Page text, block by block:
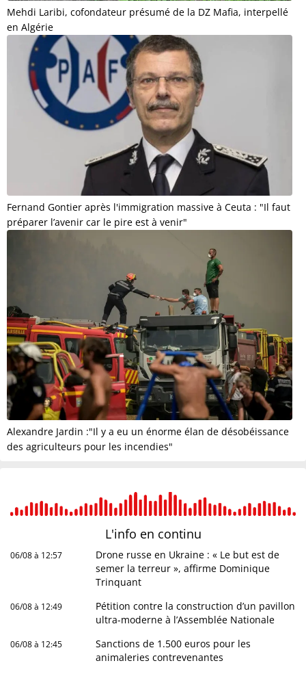
Mehdi Laribi, cofondateur présumé de la DZ Mafia, interpellé
en Algérie
Fernand Gontier après l'immigration massive à Ceuta : "Il faut
préparer l’avenir car le pire est à venir"
Alexandre Jardin :"Il y a eu un énorme élan de désobéissance
des agriculteurs pour les incendies"
L'info en continu
06/08 à 12:57
Drone russe en Ukraine : « Le but est de
semer la terreur », affirme Dominique
Trinquant
06/08 à 12:49
Pétition contre la construction d’un pavillon
ultra-moderne à l’Assemblée Nationale
06/08 à 12:45
Sanctions de 1.500 euros pour les
animaleries contrevenantes